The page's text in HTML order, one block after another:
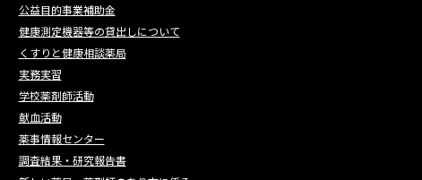
公益目的事業補助金
健康測定機器等の貸出しについて
くすりと健康相談薬局
実務実習
学校薬剤師活動
献血活動
薬事情報センター
調査結果・研究報告書